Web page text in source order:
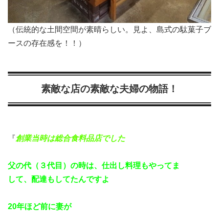
（伝統的な土間空間が素晴らしい。見よ、島式の駄菓子ブ
ースの存在感を！！）
素敵な店の素敵な夫婦の物語！
『創業当時は総合食料品店でした
父の代（３代目）の時は、仕出し料理もやってま
して、配達もしてたんですよ
20年ほど前に妻が